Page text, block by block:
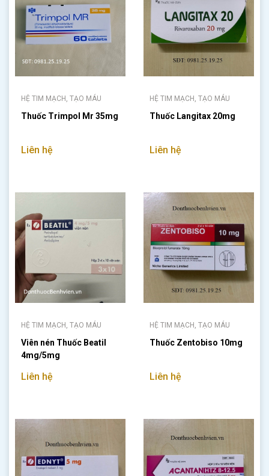
HỆ TIM MẠCH, TẠO MÁU
Thuốc Trimpol Mr 35mg
Liên hệ
HỆ TIM MẠCH, TẠO MÁU
Thuốc Langitax 20mg
Liên hệ
HỆ TIM MẠCH, TẠO MÁU
Viên nén Thuốc Beatil
4mg/5mg
Liên hệ
HỆ TIM MẠCH, TẠO MÁU
Thuốc Zentobiso 10mg
Liên hệ